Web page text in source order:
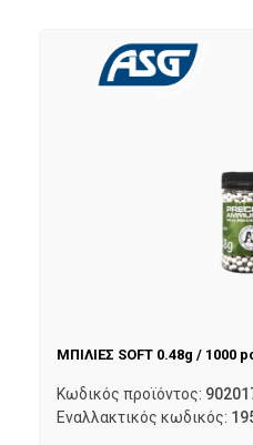
ΜΠΙΛΙΕΣ SOFT 0.48g / 1000
Κωδικός προϊόντος:
Εναλλακτικός κωδικός: